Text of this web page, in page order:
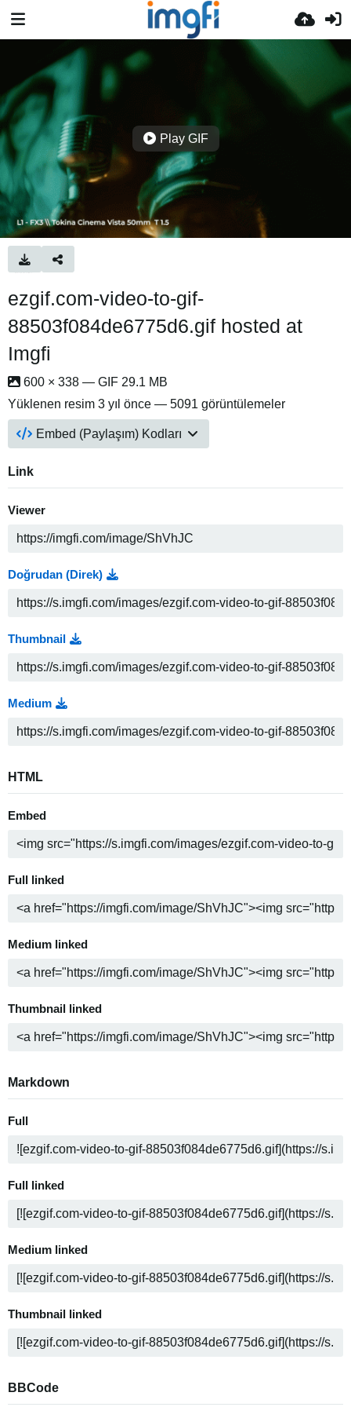
Play GIF
ezgif.com-video-to-gif-
88503f084de6775d6.gif hosted at
Imgfi
600 × 338 — GIF 29.1 MB
Yüklenen resim 3 yıl önce — 5091 görüntülemeler
Embed (Paylaşım) Kodları
Link
Viewer
Doğrudan (Direk)
Thumbnail
Medium
HTML
Embed
Full linked
Medium linked
Thumbnail linked
Markdown
Full
Full linked
Medium linked
Thumbnail linked
BBCode